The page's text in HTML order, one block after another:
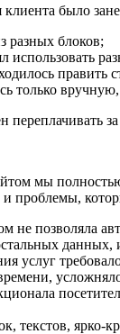
было
разных блоков;
использовать
править
только
мы
проблемы,
не позволяла
услуг
текстов, ярко-